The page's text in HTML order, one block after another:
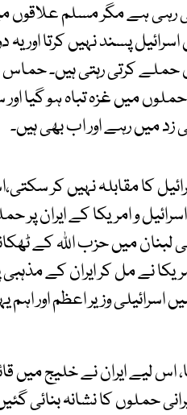
ہے مگر مسلم علاقوں
پسند نہیں کرتا اور
حملے کرتی رہتی ہیں۔
میں غزہ تباہ ہو گیا
میں رہے اور اب بھی ہیں۔
کا مقابلہ نہیں کر
و امریکا کے ایران پر
لبنان میں حزب اللہ کے
نے مل کر ایران کے
اسرائیلی وزیر اعظم اور اہم
اس لیے ایران نے خلیج میں
حملوں کا نشانہ